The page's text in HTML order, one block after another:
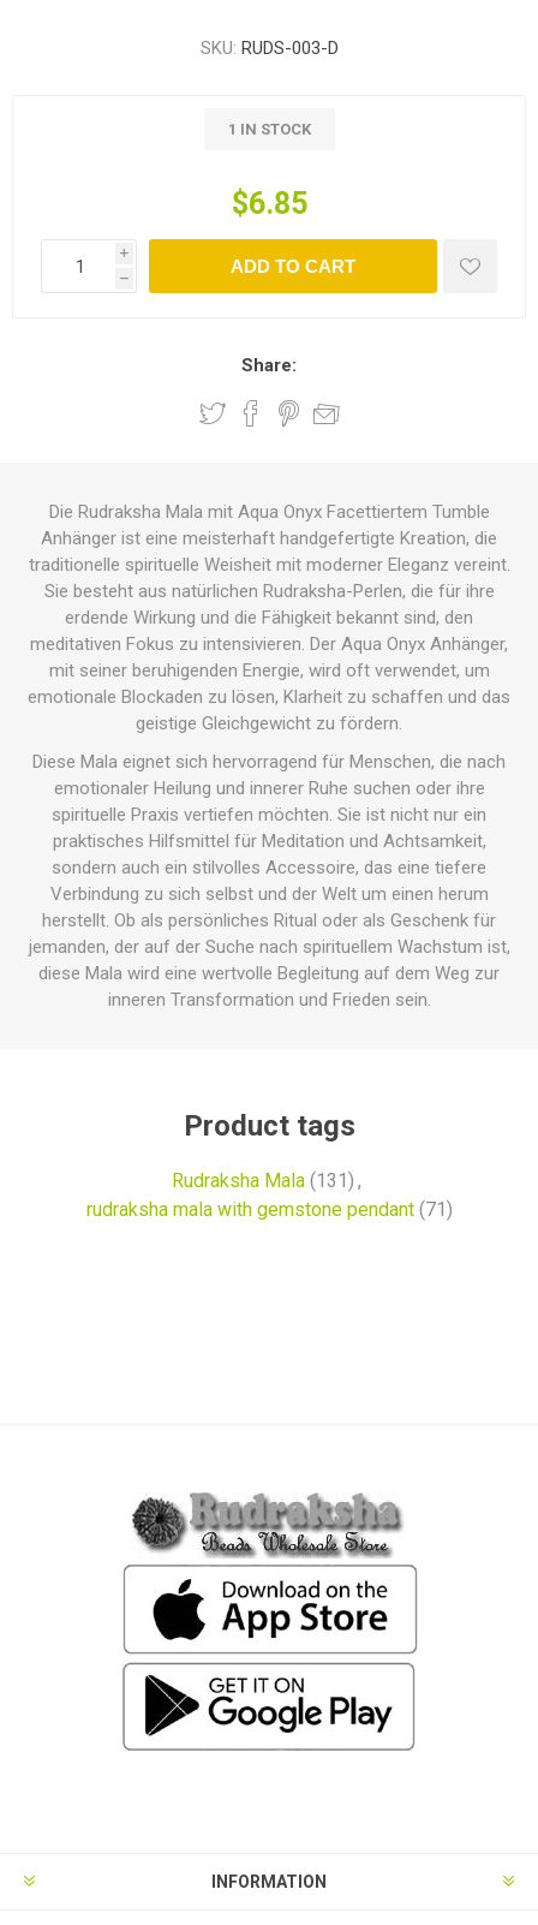
SKU: RUDS-003-D
1 IN STOCK
$6.85
i
h
ADD TO CART
Share:
Die Rudraksha Mala mit Aqua Onyx Facettiertem Tumble
Anhänger ist eine meisterhaft handgefertigte Kreation, die
traditionelle spirituelle Weisheit mit moderner Eleganz vereint.
Sie besteht aus natürlichen Rudraksha-Perlen, die für ihre
erdende Wirkung und die Fähigkeit bekannt sind, den
meditativen Fokus zu intensivieren. Der Aqua Onyx Anhänger,
mit seiner beruhigenden Energie, wird oft verwendet, um
emotionale Blockaden zu lösen, Klarheit zu schaffen und das
geistige Gleichgewicht zu fördern.
Diese Mala eignet sich hervorragend für Menschen, die nach
emotionaler Heilung und innerer Ruhe suchen oder ihre
spirituelle Praxis vertiefen möchten. Sie ist nicht nur ein
praktisches Hilfsmittel für Meditation und Achtsamkeit,
sondern auch ein stilvolles Accessoire, das eine tiefere
Verbindung zu sich selbst und der Welt um einen herum
herstellt. Ob als persönliches Ritual oder als Geschenk für
jemanden, der auf der Suche nach spirituellem Wachstum ist,
diese Mala wird eine wertvolle Begleitung auf dem Weg zur
inneren Transformation und Frieden sein.
Product tags
Rudraksha Mala (131) ,
rudraksha mala with gemstone pendant (71)
INFORMATION